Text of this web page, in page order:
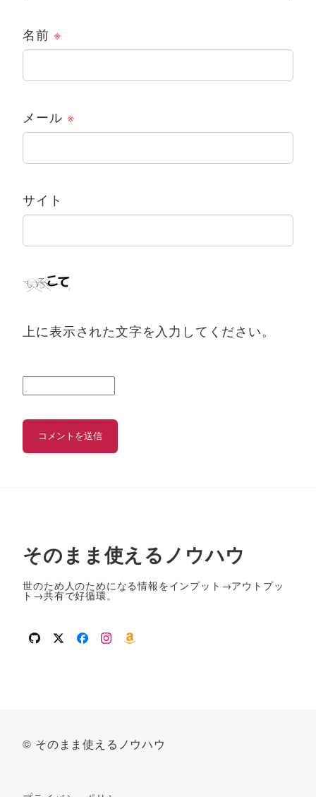
名前 ※
メール ※
サイト
上に表示された文字を入力してください。
そのまま使えるノウハウ
世のため人のためになる情報をインプット→アウトプッ
ト→共有で好循環。
githubtwitterfacebookinstagram
amazon
© そのまま使えるノウハウ